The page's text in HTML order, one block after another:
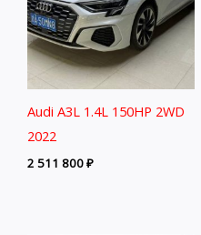
Audi A3L 1.4L 150HP 2WD
2022
2 511 800₽